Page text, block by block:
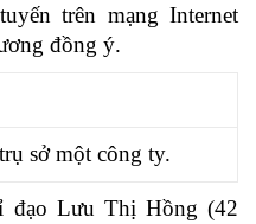
trên mạng Internet
đồng ý.
sở một công ty.
đạo Lưu Thị Hồng (42